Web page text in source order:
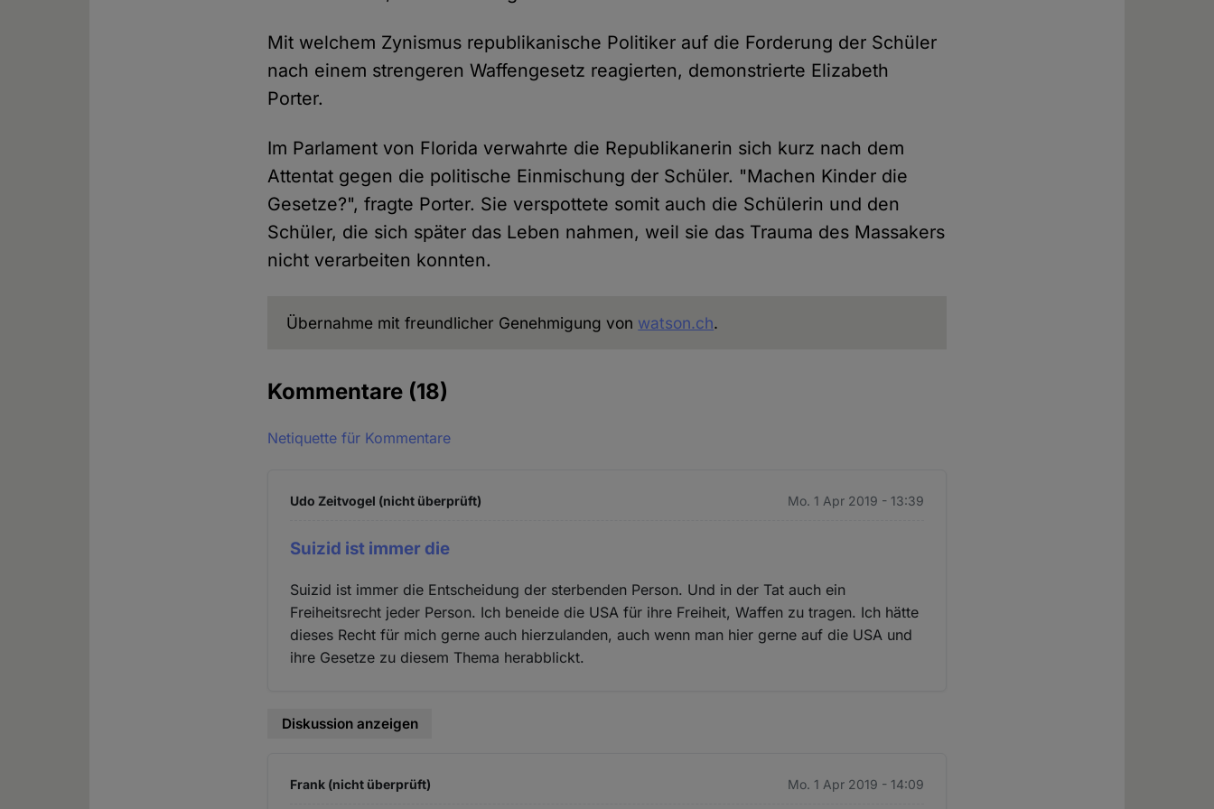
Mit welchem Zynismus republikanische Politiker auf die Forderung der Schüler
nach einem strengeren Waffengesetz reagierten, demonstrierte Elizabeth
Porter.
Im Parlament von Florida verwahrte die Republikanerin sich kurz nach dem
Attentat gegen die politische Einmischung der Schüler. "Machen Kinder die
Gesetze?", fragte Porter. Sie verspottete somit auch die Schülerin und den
Schüler, die sich später das Leben nahmen, weil sie das Trauma des Massakers
nicht verarbeiten konnten.
Übernahme mit freundlicher Genehmigung von watson.ch.
Kommentare (18)
Netiquette für Kommentare
Udo Zeitvogel (nicht überprüft) Mo. 1 Apr 2019 - 13:39
Suizid ist immer die
Suizid ist immer die Entscheidung der sterbenden Person. Und in der Tat auch ein
Freiheitsrecht jeder Person. Ich beneide die USA für ihre Freiheit, Waffen zu tragen. Ich hätte
dieses Recht für mich gerne auch hierzulanden, auch wenn man hier gerne auf die USA und
ihre Gesetze zu diesem Thema herabblickt.
Diskussion anzeigen
Frank (nicht überprüft) Mo. 1 Apr 2019 - 14:09